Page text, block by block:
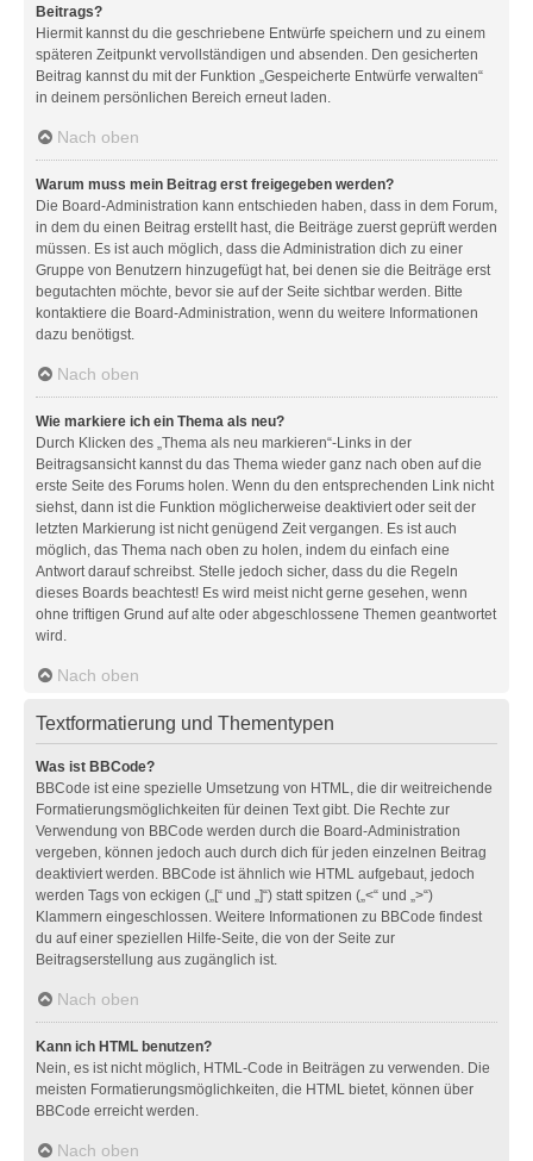
Beitrags?
Hiermit kannst du die geschriebene Entwürfe speichern und zu einem
späteren Zeitpunkt vervollständigen und absenden. Den gesicherten
Beitrag kannst du mit der Funktion „Gespeicherte Entwürfe verwalten“
in deinem persönlichen Bereich erneut laden.
Nach oben
Warum muss mein Beitrag erst freigegeben werden?
Die Board-Administration kann entschieden haben, dass in dem Forum,
in dem du einen Beitrag erstellt hast, die Beiträge zuerst geprüft werden
müssen. Es ist auch möglich, dass die Administration dich zu einer
Gruppe von Benutzern hinzugefügt hat, bei denen sie die Beiträge erst
begutachten möchte, bevor sie auf der Seite sichtbar werden. Bitte
kontaktiere die Board-Administration, wenn du weitere Informationen
dazu benötigst.
Nach oben
Wie markiere ich ein Thema als neu?
Durch Klicken des „Thema als neu markieren“-Links in der
Beitragsansicht kannst du das Thema wieder ganz nach oben auf die
erste Seite des Forums holen. Wenn du den entsprechenden Link nicht
siehst, dann ist die Funktion möglicherweise deaktiviert oder seit der
letzten Markierung ist nicht genügend Zeit vergangen. Es ist auch
möglich, das Thema nach oben zu holen, indem du einfach eine
Antwort darauf schreibst. Stelle jedoch sicher, dass du die Regeln
dieses Boards beachtest! Es wird meist nicht gerne gesehen, wenn
ohne triftigen Grund auf alte oder abgeschlossene Themen geantwortet
wird.
Nach oben
Textformatierung und Thementypen
Was ist BBCode?
BBCode ist eine spezielle Umsetzung von HTML, die dir weitreichende
Formatierungsmöglichkeiten für deinen Text gibt. Die Rechte zur
Verwendung von BBCode werden durch die Board-Administration
vergeben, können jedoch auch durch dich für jeden einzelnen Beitrag
deaktiviert werden. BBCode ist ähnlich wie HTML aufgebaut, jedoch
werden Tags von eckigen („[“ und „]“) statt spitzen („<“ und „>“)
Klammern eingeschlossen. Weitere Informationen zu BBCode findest
du auf einer speziellen Hilfe-Seite, die von der Seite zur
Beitragserstellung aus zugänglich ist.
Nach oben
Kann ich HTML benutzen?
Nein, es ist nicht möglich, HTML-Code in Beiträgen zu verwenden. Die
meisten Formatierungsmöglichkeiten, die HTML bietet, können über
BBCode erreicht werden.
Nach oben